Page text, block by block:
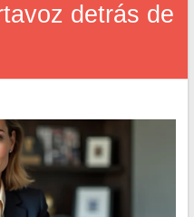
detrás de